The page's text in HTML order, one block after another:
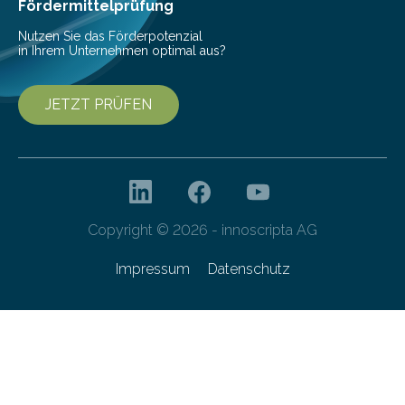
Fördermittelprüfung
Nutzen Sie das Förderpotenzial
in Ihrem Unternehmen optimal aus?
JETZT PRÜFEN
Copyright © 2026 - innoscripta AG
Impressum Datenschutz